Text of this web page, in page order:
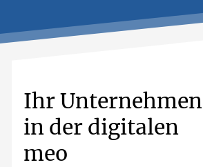
Ihr Unternehmen
in der digitalen
meo